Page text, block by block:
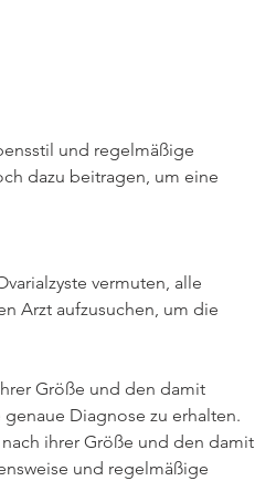
dazu beitragen, um eine
vermuten, alle
Arzt aufzusuchen, um die
Größe und den damit
Diagnose zu erhalten.
ihrer Größe und den damit
und regelmäßige